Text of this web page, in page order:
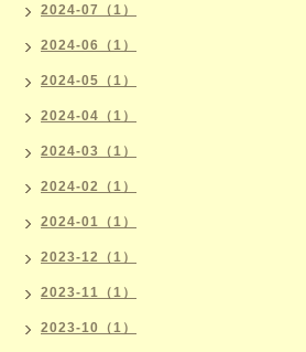
2024-07（1）
2024-06（1）
2024-05（1）
2024-04（1）
2024-03（1）
2024-02（1）
2024-01（1）
2023-12（1）
2023-11（1）
2023-10（1）